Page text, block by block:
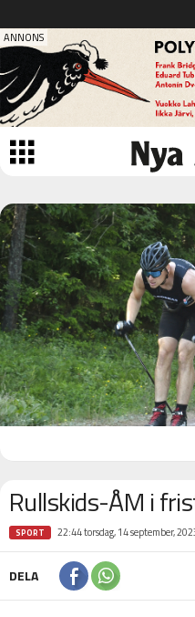
Rullskids-ÅM i
SPORT 22:44 torsdag, 14 september,
DELA